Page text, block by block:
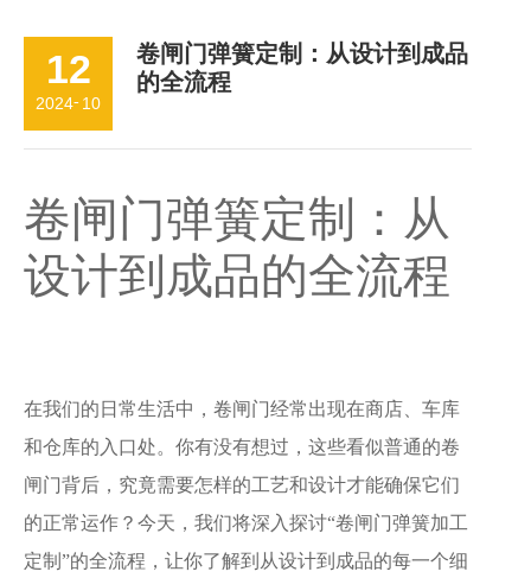
12
2024- 10
卷闸门弹簧定制：从设计到成品
的全流程
卷闸门弹簧定制：从
设计到成品的全流程
在我们的日常生活中，卷闸门经常出现在商店、车库
和仓库的入口处。你有没有想过，这些看似普通的卷
闸门背后，究竟需要怎样的工艺和设计才能确保它们
的正常运作？今天，我们将深入探讨“卷闸门弹簧加工
定制”的全流程，让你了解到从设计到成品的每一个细